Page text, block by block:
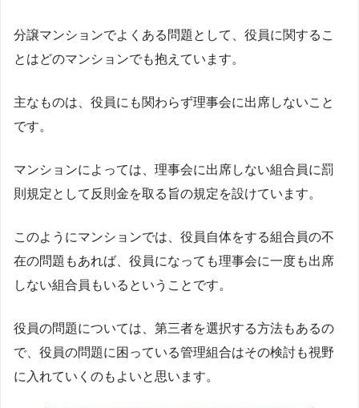
分譲マンションでよくある問題として、役員に関するこ
とはどのマンションでも抱えています。
主なものは、役員にも関わらず理事会に出席しないこと
です。
マンションによっては、理事会に出席しない組合員に罰
則規定として反則金を取る旨の規定を設けています。
このようにマンションでは、役員自体をする組合員の不
在の問題もあれば、役員になっても理事会に一度も出席
しない組合員もいるということです。
役員の問題については、第三者を選択する方法もあるの
で、役員の問題に困っている管理組合はその検討も視野
に入れていくのもよいと思います。